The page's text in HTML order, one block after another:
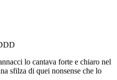
lo cantava forte e chiaro nel
sfilza di quei nonsense che lo